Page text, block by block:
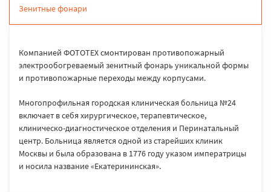
Зенитные фонари
Компанией ФОТОТЕХ смонтирован противопожарный
электрообогреваемый зенитный фонарь уникальной формы
и противопожарные переходы между корпусами.
Многопрофильная городская клиническая больница №24
включает в себя хирургическое, терапевтическое,
клиническо-диагностическое отделения и Перинатальный
центр. Больница является одной из старейших клиник
Москвы и была образована в 1776 году указом императрицы
и носила название «Екатерининская».